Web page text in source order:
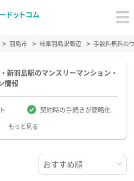
羽島市 岐阜羽島駅周辺 手数料無料の
新羽島駅のマンスリーマンション・
情報
契約時の手続きが簡略化
もっと見る